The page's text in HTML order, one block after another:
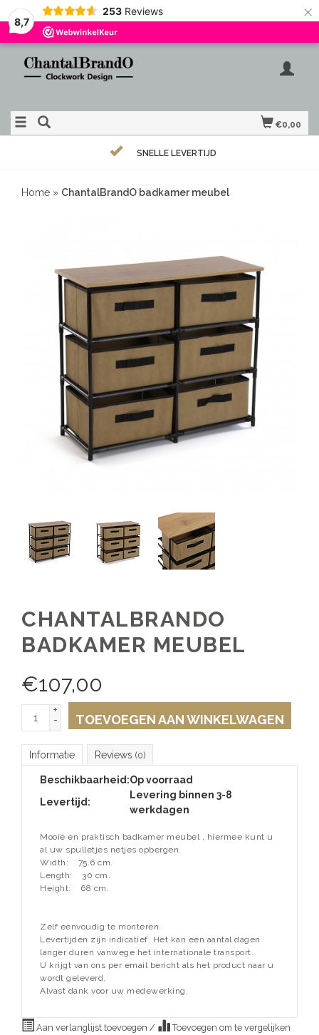
8,7
253 Reviews ×
€0,00
SNELLE LEVERTIJD
Home » ChantalBrandO badkamer meubel
CHANTALBRANDO
BADKAMER MEUBEL
€107,00
+
-
TOEVOEGEN AAN WINKELWAGEN
Informatie Reviews (0)
Beschikbaarheid:Op voorraad
Levertijd:
Levering binnen 3-8
werkdagen
Mooie en praktisch badkamer meubel , hiermee kunt u
al uw spulletjes netjes opbergen.
Width:
75.6 cm.
Length:
30 cm.
Height:
68 cm.
Zelf eenvoudig te monteren.
Levertijden zijn indicatief. Het kan een aantal dagen
langer duren vanwege het internationale transport.
U krijgt van ons per email bericht als het product naar u
wordt geleverd.
Alvast dank voor uw medewerking.
Aan verlanglijst toevoegen / Toevoegen om te vergelijken